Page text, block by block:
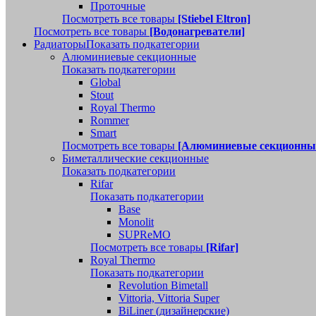
Проточные
Посмотреть все товары [Stiebel Eltron]
Посмотреть все товары [Водонагреватели]
РадиаторыПоказать подкатегории
Алюминиевые секционные
Показать подкатегории
Global
Stout
Royal Thermo
Rommer
Smart
Посмотреть все товары [Алюминиевые
Биметаллические секционные
Показать подкатегории
Rifar
Показать подкатегории
Base
Monolit
SUPReMO
Посмотреть все товары [Rifar]
Royal Thermo
Показать подкатегории
Revolution Bimetall
Vittoria, Vittoria Super
BiLiner (дизайнерские)